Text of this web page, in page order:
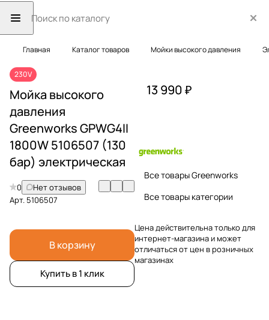
Главная Каталог товаров Мойки высокого давления
230V
Мойка высокого
давления
Greenworks GPWG4II
1800W 5106507 (130
бар) электрическая
0
Нет отзывов
Арт. 5106507
В корзину
Купить в 1 клик
13 990 ₽
Все товары Greenworks
Все товары категории
Цена действительна только для
интернет-магазина и может
отличаться от цен в розничных
магазинах